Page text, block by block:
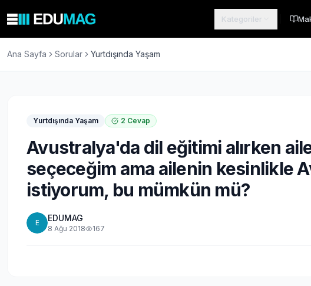
Kategoriler
Ana Sayfa Sorular Yurtdışında Yaşam
Yurtdışında Yaşam 2 Cevap
Avustralya'da dil eğitimi alırken
seçeceğim ama ailenin kesinlikle
istiyorum, bu mümkün mü?
E EDUMAG
8 Ağu 2018 167